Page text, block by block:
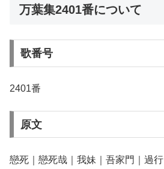
万葉集2401番について
歌番号
2401番
原文
戀死｜戀死哉｜我妹｜吾家門｜過行